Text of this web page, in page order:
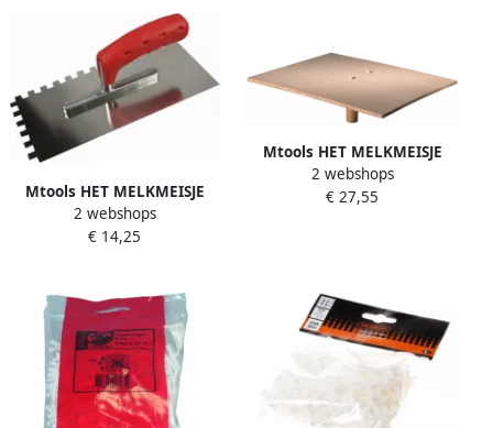
Mtools HET MELKMEISJE
Plakspaan RVS softgrip 10
mm get.280x130 |
2 webshops
€ 14,25
Mtools HET MELKMEISJE
Raapbord hout + kunststof
greep 500x400 |
2 webshops
€ 27,55